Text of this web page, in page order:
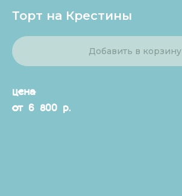
Торт на Крестины
Добавить в корзину
цена
от 6 800 р.